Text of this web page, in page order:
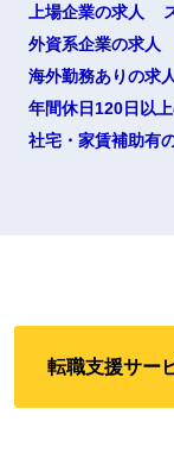
上場企業の求人
外資系企業の求人
海外勤務ありの求人
年間休日120日以
社宅・家賃補助有
転職支援サー